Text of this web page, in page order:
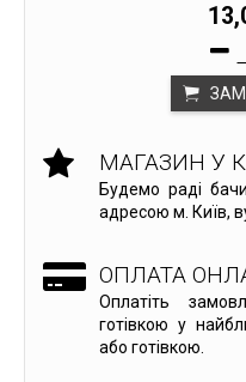
МАГАЗИН У
Будемо раді
адресою м. Київ,
ОПЛАТА
Оплатіть
готівкою у
або готівкою.